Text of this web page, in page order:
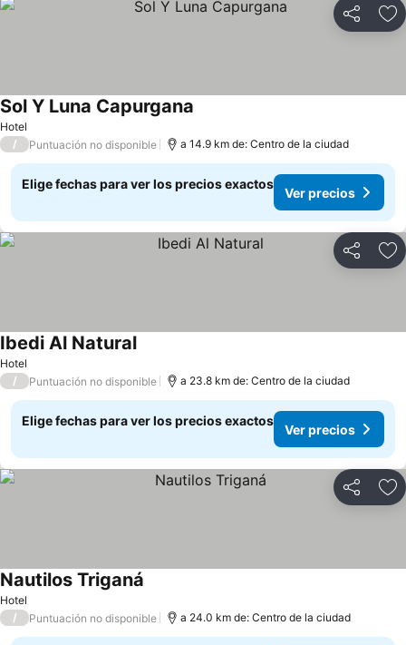
Compartir
Hotel
Sol Y Luna Capurgana
/ Puntuación no disponible a 14.9 km de: Centro de la ciudad
Elige fechas para ver los precios exactos
Ver precios
Compartir
Hotel
Ibedi Al NaturalVer precios
/ Puntuación no disponible a 23.8 km de: Centro de la ciudad
Elige fechas para ver los precios exactos
Ver precios
Compartir
Hotel
Nautilos Triganá
/ Puntuación no disponible a 24.0 km de: Centro de la ciudad